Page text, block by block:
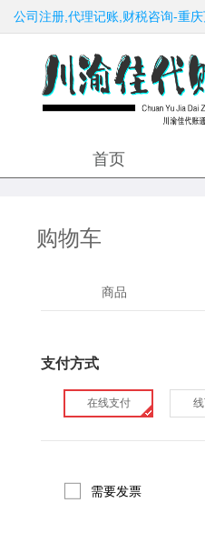
公司注册,代理记账,财税咨询-重
首页
购物车
商品
支付方式
在线支付
需要发票